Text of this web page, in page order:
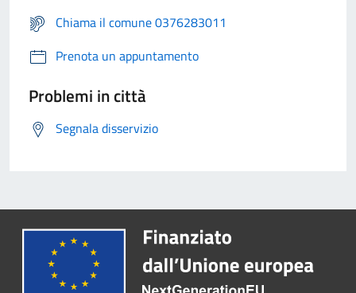
Chiama il comune 0376283011
Prenota un appuntamento
Problemi in città
Segnala disservizio